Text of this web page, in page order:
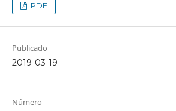
PDF
Publicado
2019-03-19
Número